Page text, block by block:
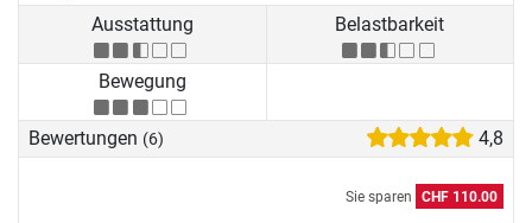
Ausstattung
Belastbarkeit
Bewegung
Bewertungen (6) 4,8
Sie sparen CHF 110.00